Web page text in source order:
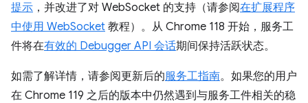
提示 ，并改进了对 WebSocket 的支持（请参阅在扩展程序
中使用 WebSocket 教程）。从 Chrome 118 开始，服务工
件将在有效的 Debugger API 会话期间保持活跃状态。
如需了解详情，请参阅更新后的服务工指南。如果您的用户
在 Chrome 119 之后的版本中仍然遇到与服务工件相关的稳